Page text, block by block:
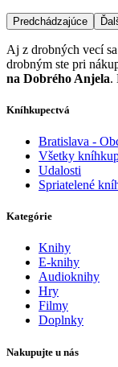
Predchádzajúce
Aj z drobných vecí
drobným ste pri
na Dobrého Anjela.
Kníhkupectvá
Bratislava -
Všetky
Udalosti
Spriatelené
Kategórie
Knihy
E-knihy
Audioknihy
Hry
Filmy
Doplnky
Nakupujte u nás